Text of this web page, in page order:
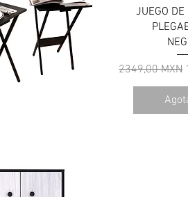
JUEGO
Precio
2349,00 MXN